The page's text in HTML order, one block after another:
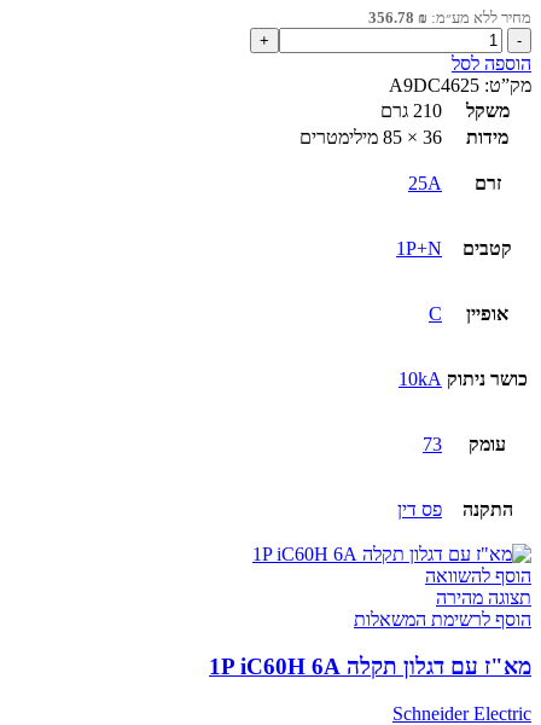
מחיר ללא מע״מ: 356.78 ₪
כמות
של
מא"ז
משולב
פחת
1P+N
30mA
הוספה לסל
מק”ט: A9DC4625
משקל
210 גרם
מידות
36 × 85 מילימטרים
זרם 25A
קטבים 1P+N
אופיין C
כושר ניתוק 10kA
עומק 73
התקנה פס דין
הוסף להשוואה
תצוגה מהירה
הוסף לרשימת המשאלות
מא"ז עם דגלון תקלה 1P iC60H 6A
Schneider Electric